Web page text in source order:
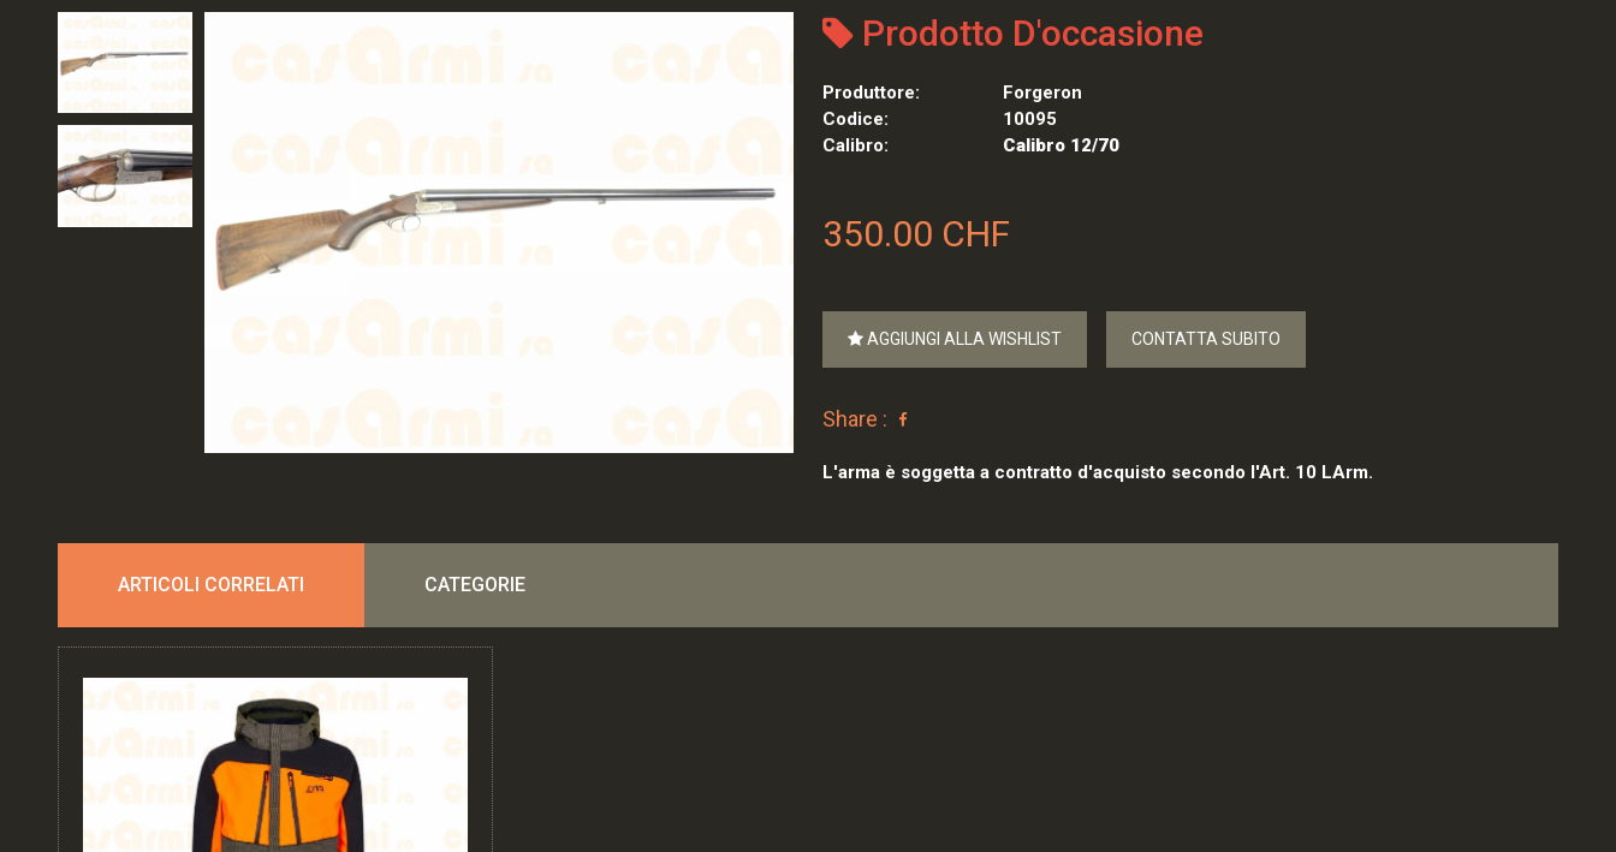
Prodotto D'occasione
Produttore:
Forgeron
Codice:
10095
Calibro:
Calibro 12/70
350.00 CHF
AGGIUNGI ALLA WISHLIST CONTATTA SUBITO
Share :
L'arma è soggetta a contratto d'acquisto secondo l'Art. 10 LArm.
ARTICOLI CORRELATI CATEGORIE